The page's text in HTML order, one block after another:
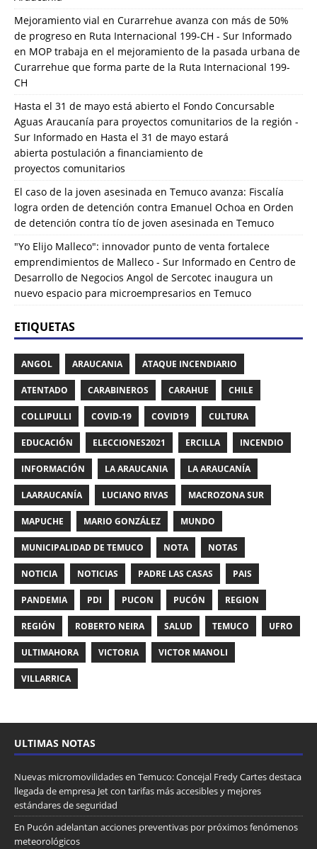
Mejoramiento vial en Curarrehue avanza con más de 50%
de progreso en Ruta Internacional 199-CH - Sur Informado
en MOP trabaja en el mejoramiento de la pasada urbana de
Curarrehue que forma parte de la Ruta Internacional 199-
CH
Hasta el 31 de mayo está abierto el Fondo Concursable
Aguas Araucanía para proyectos comunitarios de la región -
Sur Informado en Hasta el 31 de mayo estará
abierta postulación a financiamiento de
proyectos comunitarios
El caso de la joven asesinada en Temuco avanza: Fiscalía
logra orden de detención contra Emanuel Ochoa en Orden
de detención contra tío de joven asesinada en Temuco
"Yo Elijo Malleco": innovador punto de venta fortalece
emprendimientos de Malleco - Sur Informado en Centro de
Desarrollo de Negocios Angol de Sercotec inaugura un
nuevo espacio para microempresarios en Temuco
ETIQUETAS
ANGOL ARAUCANIA ATAQUE INCENDIARIO
ATENTADO CARABINEROS CARAHUE CHILE
COLLIPULLI COVID-19 COVID19 CULTURA
EDUCACIÓN ELECCIONES2021 ERCILLA INCENDIO
INFORMACIÓN LA ARAUCANIA LA ARAUCANÍA
LAARAUCANÍA LUCIANO RIVAS MACROZONA SUR
MAPUCHE MARIO GONZÁLEZ MUNDO
MUNICIPALIDAD DE TEMUCO NOTA NOTAS
NOTICIA NOTICIAS PADRE LAS CASAS PAIS
PANDEMIA PDI PUCON PUCÓN REGION
REGIÓN ROBERTO NEIRA SALUD TEMUCO UFRO
ULTIMAHORA VICTORIA VICTOR MANOLI
VILLARRICA
ULTIMAS NOTAS
Nuevas micromovilidades en Temuco: Concejal Fredy Cartes destaca
llegada de empresa Jet con tarifas más accesibles y mejores
estándares de seguridad
En Pucón adelantan acciones preventivas por próximos fenómenos
meteorológicos